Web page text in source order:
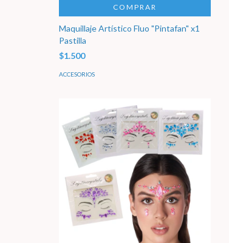
COMPRAR
Maquillaje Artístico Fluo "Pintafan" x1
Pastilla
$1.500
ACCESORIOS